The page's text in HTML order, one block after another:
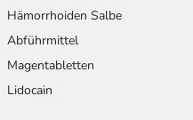
Hämorrhoiden Salbe
Abführmittel
Magentabletten
Lidocain